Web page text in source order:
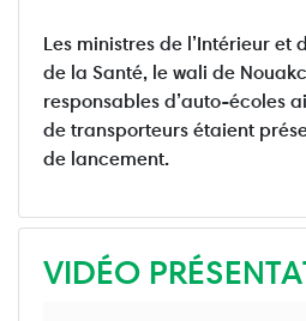
Les ministres de l’Intérieur
de la Santé, le wali de
responsables d’auto-écoles
de transporteurs étaient
de lancement.
VIDÉO